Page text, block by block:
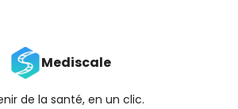
Mediscale
de la santé, en un clic.